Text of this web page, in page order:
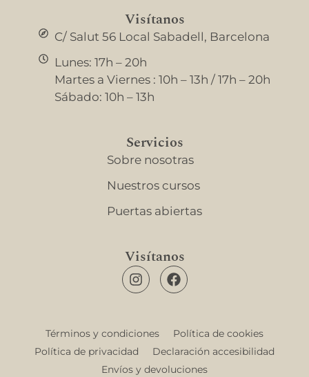
Visítanos
C/ Salut 56 Local Sabadell, Barcelona
Lunes: 17h – 20h
Martes a Viernes : 10h – 13h / 17h – 20h
Sábado: 10h – 13h
Servicios
Sobre nosotras
Nuestros cursos
Puertas abiertas
Visítanos
Términos y condiciones
Política de cookies
Política de privacidad
Declaración accesibilidad
Envíos y devoluciones